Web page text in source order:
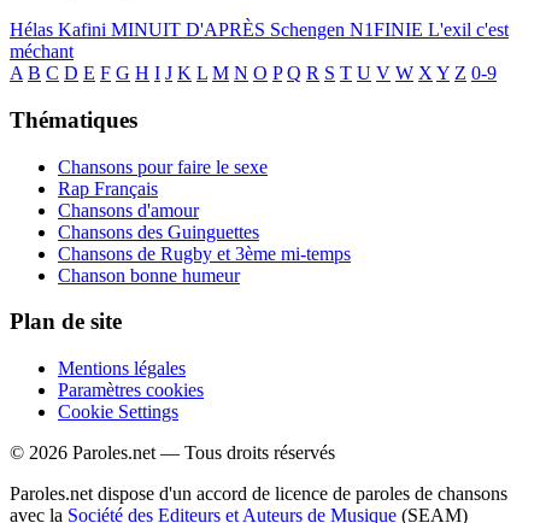
Hélas Kafini MINUIT D'APRÈS Schengen N1FINIE L'exil c'est
méchant
A B C D E F G H I J K L M N O P Q R S T U V W X Y Z 0-9
Thématiques
Chansons pour faire le sexe
Rap Français
Chansons d'amour
Chansons des Guinguettes
Chansons de Rugby et 3ème mi-temps
Chanson bonne humeur
Plan de site
Mentions légales
Paramètres cookies
Cookie Settings
© 2026 Paroles.net — Tous droits réservés
Paroles.net dispose d'un accord de licence de paroles de chansons
avec la Société des Editeurs et Auteurs de Musique (SEAM)